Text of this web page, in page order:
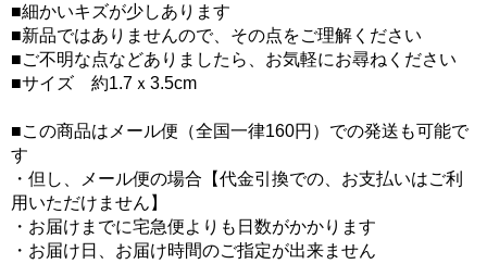
■細かいキズが少しあります
■新品ではありませんので、その点をご理解ください
■ご不明な点などありましたら、お気軽にお尋ねください
■サイズ 約1.7ｘ3.5cm
■この商品はメール便（全国一律160円）での発送も可能で
す
・但し、メール便の場合【代金引換での、お支払いはご利
用いただけません】
・お届けまでに宅急便よりも日数がかかります
・お届け日、お届け時間のご指定が出来ません